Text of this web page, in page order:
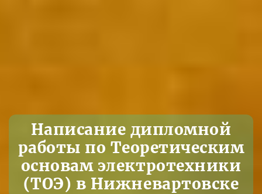
Написание дипломной
работы по Теоретическим
основам электротехники
(ТОЭ) в Нижневартовске